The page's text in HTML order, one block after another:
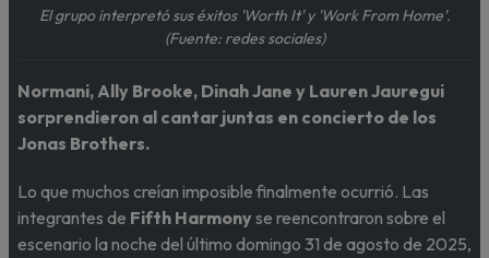
El grupo interpretó sus éxitos 'Worth It' y 'Work From Home'.
(Fuente: redes sociales)
Normani, Ally Brooke, Dinah Jane y Lauren Jauregui
sorprendieron al cantar juntas en concierto de los
Jonas Brothers.
Lo que muchos creían imposible finalmente ocurrió. Las
integrantes de Fifth Harmonyse reencontraron sobre el
escenario la noche del último domingo 31 de agosto de 2025,